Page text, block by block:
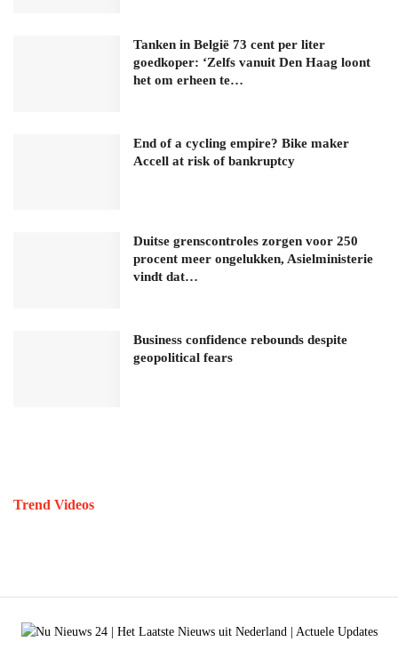
Tanken in België 73 cent per liter
goedkoper: ‘Zelfs vanuit Den Haag loont
het om erheen te…
End of a cycling empire? Bike maker
Accell at risk of bankruptcy
Duitse grenscontroles zorgen voor 250
procent meer ongelukken, Asielministerie
vindt dat…
Business confidence rebounds despite
geopolitical fears
Trend Videos